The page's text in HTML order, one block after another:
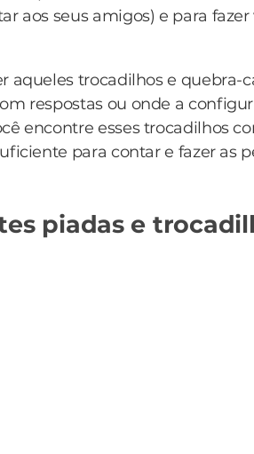
aos seus amigos) e para fazer
aqueles trocadilhos e quebra-
respostas ou onde a
encontre esses trocadilhos
para contar e fazer as
piadas e